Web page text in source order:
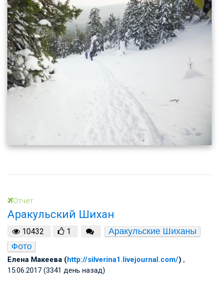
Отчет
Аракульский Шихан
10432 1
Аракульские Шиханы
Фото
Елена Макеева (http://silverina1.livejournal.com/) ,
15.06.2017 (3341 день назад)